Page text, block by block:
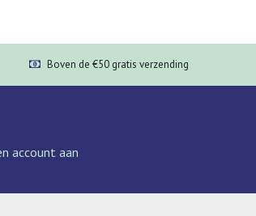
Boven de €50 gratis verzending
account aan